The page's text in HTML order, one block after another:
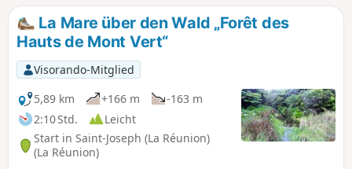
genießen. Dieser Abschnitt folgt dem Verlauf des „Sentier
des Foulées de la Fraise“ zwischen der Domaine Vidot und
dem ersten Erdbeerfeld. Ziemlich einfach, wenn auch mit
einigen hohen Stufen; es ist möglich, weiter hinauf nach
Notre-Dame de la Paix zu gehen.
La Mare über den Wald „Forêt des
Hauts de Mont Vert“
Visorando-Mitglied
5,89 km
+166 m
-163 m
2:10 Std.
Leicht
Start in Saint-Joseph (La Réunion)
(La Réunion)